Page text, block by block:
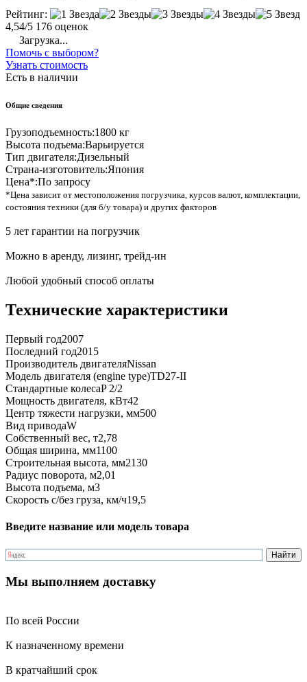
Рейтинг:
4,54/5 176 оценок
Загрузка...
Помочь с выбором?
Узнать стоимость
Есть в наличии
Общие сведения
Грузоподъемность:1800 кг
Высота подъема:Варьируется
Тип двигателя:Дизельный
Страна-изготовитель:Япония
Цена*:По запросу
*Цена зависит от местоположения погрузчика, курсов валют, комплектации,
состояния техники (для б/у товара) и других факторов
5 лет гарантии на погрузчик
Можно в аренду, лизинг, трейд-ин
Любой удобный способ оплаты
Технические характеристики
Первый год2007
Последний год2015
Производитель двигателяNissan
Модель двигателя (engine type)TD27-II
Стандартные колесаP 2/2
Мощность двигателя, кВт42
Центр тяжести нагрузки, мм500
Вид приводаW
Собственный вес, т2,78
Общая ширина, мм1100
Строительная высота, мм2130
Радиус поворота, м2,01
Высота подъема, м3
Скорость с/без груза, км/ч19,5
Введите название или модель товара
Мы выполняем доставку
По всей России
К назначенному времени
В кратчайший срок